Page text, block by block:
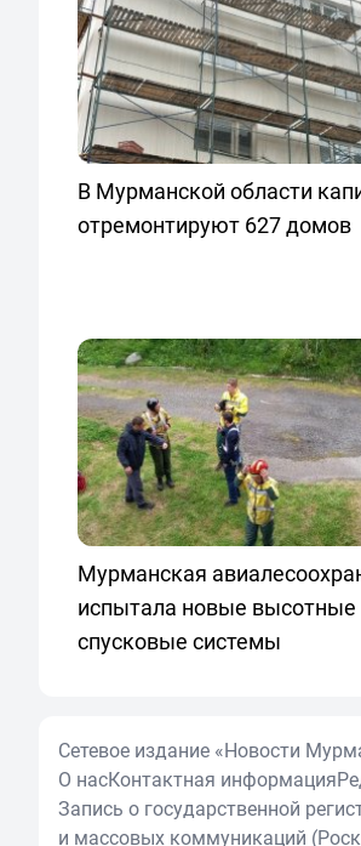
В Мурманской области
отремонтируют 627 домов
Мурманская
испытала новые высотные
спусковые системы
Сетевое издание «Новости
О насКонтактная информация
Запись о государственной
и массовых коммуникаций